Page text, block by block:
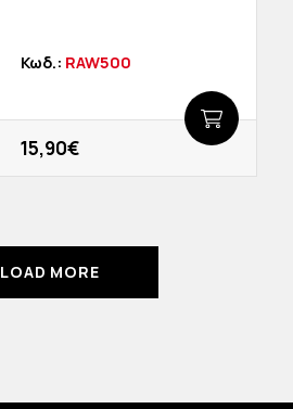
Κωδ.: RAW500
15,90€
LOAD MORE